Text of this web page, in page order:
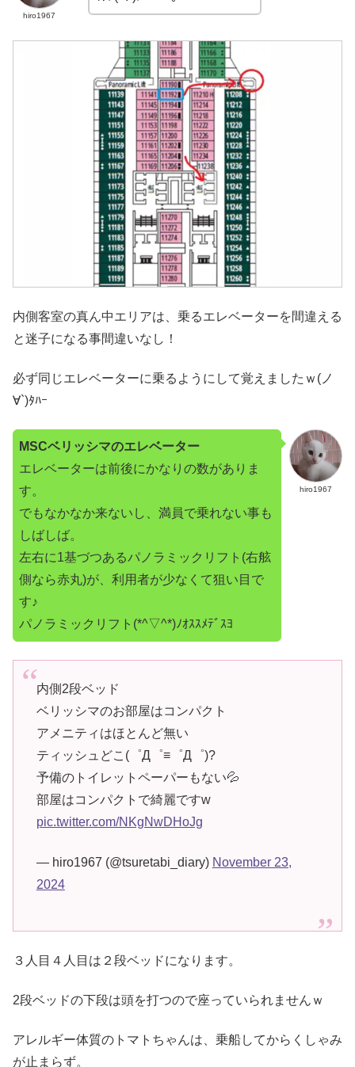
hiro1967
内側客室の真ん中エリアは、乗るエレベーターを間違える
と迷子になる事間違いなし！
必ず同じエレベーターに乗るようにして覚えましたｗ(ノ
∀`)ﾀﾊｰ
hiro1967
MSCベリッシマのエレベーター
エレベーターは前後にかなりの数がありま
す。
でもなかなか来ないし、満員で乗れない事も
しばしば。
左右に1基づつあるパノラミックリフト(右舷
側なら赤丸)が、利用者が少なくて狙い目で
す♪
パノラミックリフト(*^▽^*)ﾉｵｽｽﾒﾃﾞｽﾖ
内側2段ベッド
ベリッシマのお部屋はコンパクト
アメニティはほとんど無い
ティッシュどこ(゜Д゜≡゜Д゜)?
予備のトイレットペーパーもない💦
部屋はコンパクトで綺麗ですw
pic.twitter.com/NKgNwDHoJg
— hiro1967 (@tsuretabi_diary) November 23,
2024
３人目４人目は２段ベッドになります。
2段ベッドの下段は頭を打つので座っていられませんｗ
アレルギー体質のトマトちゃんは、乗船してからくしゃみ
が止まらず。